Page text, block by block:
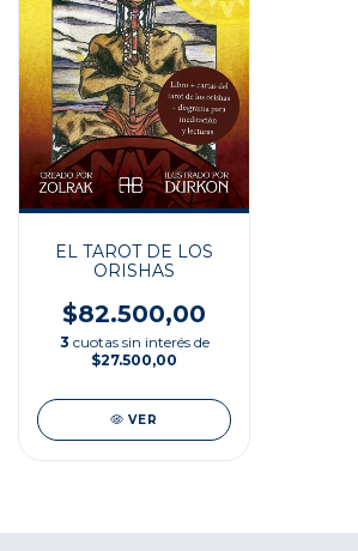
EL TAROT DE LOS
ORISHAS
$82.500,00
3 cuotas sin interés de
$27.500,00
VER